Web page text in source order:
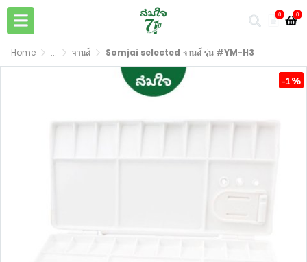
0 0
Home ... จานสี Somjai selected จานสี รุ่น #YM-H3
-1%